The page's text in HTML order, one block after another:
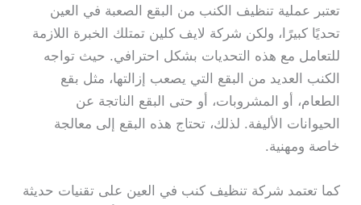
تعتبر عملية تنظيف الكنب من البقع الصعبة في العين
تحديًا كبيرًا، ولكن شركة لايف كلين تمتلك الخبرة اللازمة
للتعامل مع هذه التحديات بشكل احترافي. حيث تواجه
الكنب العديد من البقع التي يصعب إزالتها، مثل بقع
الطعام، أو المشروبات، أو حتى البقع الناتجة عن
الحيوانات الأليفة. لذلك، تحتاج هذه البقع إلى معالجة
خاصة ومهنية.
كما تعتمد شركة تنظيف كنب في العين على تقنيات حديثة